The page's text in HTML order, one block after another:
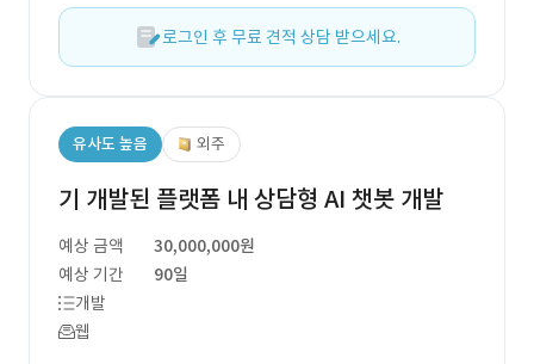
로그인 후 무료 견적 상담 받으세요.
유사도 높음 외주
기 개발된 플랫폼 내 상담형 AI 챗봇 개발
예상 금액
30,000,000원
예상 기간
90일
개발
웹